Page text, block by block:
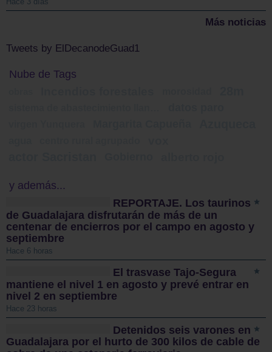
Más noticias
Tweets by ElDecanodeGuad1
Nube de Tags
y además...
REPORTAJE. Los taurinos
de Guadalajara disfrutarán de más de un
centenar de encierros por el campo en agosto y
septiembre
Hace 6 horas
El trasvase Tajo-Segura
mantiene el nivel 1 en agosto y prevé entrar en
nivel 2 en septiembre
Hace 23 horas
Detenidos seis varones en
Guadalajara por el hurto de 300 kilos de cable de